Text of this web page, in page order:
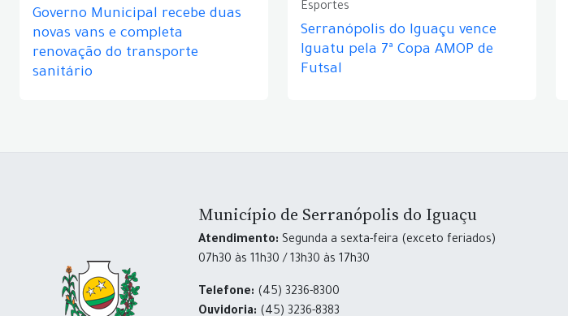
Governo Municipal recebe duas
novas vans e completa
renovação do transporte
sanitário
Esportes
Serranópolis do Iguaçu vence
Iguatu pela 7ª Copa AMOP de
Futsal
Município de Serranópolis do Iguaçu
Atendimento: Segunda a sexta-feira (exceto feriados)
07h30 às 11h30 / 13h30 às 17h30
Telefone: (45) 3236-8300
Ouvidoria: (45) 3236-8383